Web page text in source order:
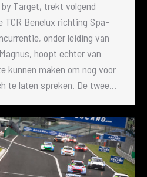
Target, trekt volgend
TCR Benelux richting Spa-
onder leiding van
hoopt echter van
kunnen maken om nog voor
te laten spreken. De twee…